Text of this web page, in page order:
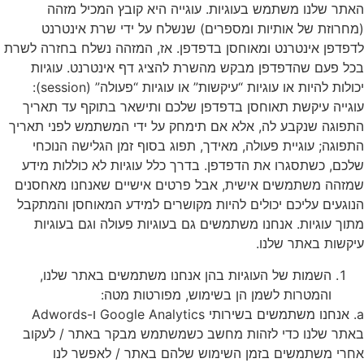
האתר שלנו משתמש בעוגיות. עוגייה היא קובץ המכיל מזהה
(מחרוזת של אותיות ומספרים) שנשלח על ידי שרת אינטרנט
לדפדפן אינטרנט ומאוחסן בדפדפן. אז, המזהה נשלח בחזרה לשרת
בכל פעם שהדפדפן מבקש מהשרת להציג דף אינטרנט. עוגיות
יכולות להיות או עוגיות “עיקשות” או עוגיות “פעולה” (session):
עוגייה עיקשת תאוחסן בדפדפן שלכם ותישאר בתוקף עד תאריך
התפוגה שנקבע לה, אלא אם תימחק על ידי המשתמש לפני תאריך
התפוגה; עוגיית פעולה, מאידך, תפוג בסוף זמן הגלישה הנוכחי
שלכם, כשתסגרו את הדפדפן. בדרך כלל עוגיות לא כוללות מידע
שמזהה משתמשים אישית, אבל פרטים אישיים שאנחנו מאחסנים
הנוגעים עליכם יכולים להיות מקושרים למידע המאוחסן והמתקבל
מתוך עוגיות. אנחנו משתמשים גם בעוגיות פעולה וגם בעוגיות
עיקשות באתר שלנו.
השמות של העוגיות בהן אנחנו משתמשים באתר שלנו,
והמטרות לשמן הן בשימוש, מפורטות מטה:
a. אנחנו משתמשים בשירותי Google Analytics ו-Adwords
באתר שלנו כדי לזהות מחשב כשמשתמש מבקר באתר / לעקוב
אחרי משתמשים בזמן השימוש שלהם באתר / לאפשר לנו